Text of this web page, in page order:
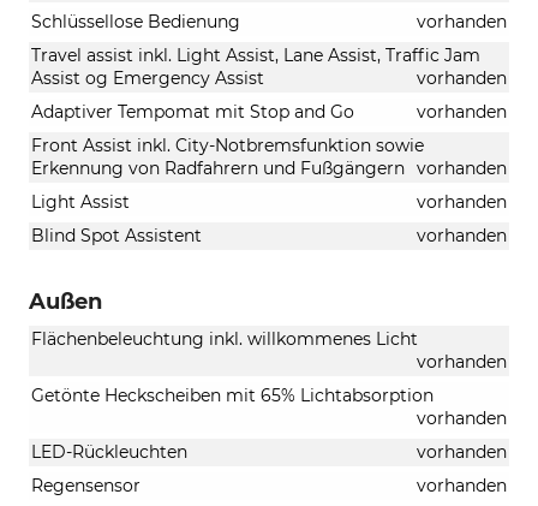
Schlüssellose Bedienung
vorhanden
Travel assist inkl. Light Assist, Lane Assist, Traffic Jam
Assist og Emergency Assist
vorhanden
Adaptiver Tempomat mit Stop and Go
vorhanden
Front Assist inkl. City-Notbremsfunktion sowie
Erkennung von Radfahrern und Fußgängern vorhanden
Light Assist
vorhanden
Blind Spot Assistent
vorhanden
Außen
Flächenbeleuchtung inkl. willkommenes Licht
vorhanden
Getönte Heckscheiben mit 65% Lichtabsorption
vorhanden
LED-Rückleuchten
vorhanden
Regensensor
vorhanden